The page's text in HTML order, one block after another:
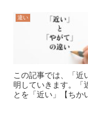
違い
この記事では、「近
明していきます。「
とを「近い」【ちか